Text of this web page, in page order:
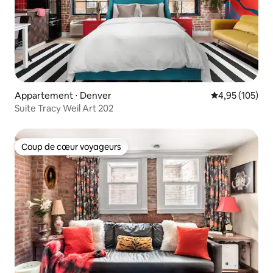
Appartement ⋅ Denver Évaluation
4,95 (105)
Suite Tracy Weil Art 202
Coup de cœur voyageurs
Coup de cœur voyageurs